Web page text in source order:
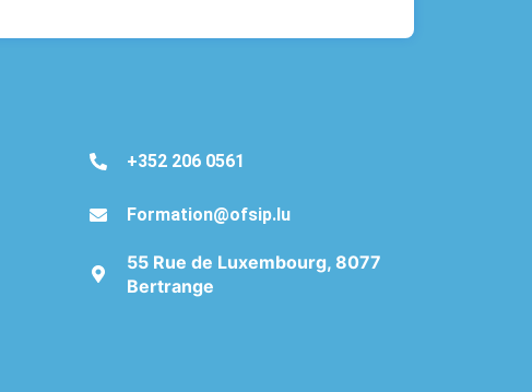
‭+352 206 0561‬
Formation@ofsip.lu
55 Rue de Luxembourg, 8077
Bertrange